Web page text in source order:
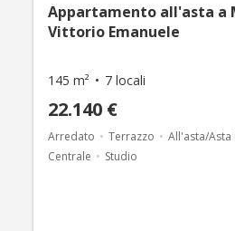
Appartamento all'asta a
Vittorio Emanuele
145 m² 7 locali
22.140 €
Arredato Terrazzo
All'asta/Asta
Centrale
Studio